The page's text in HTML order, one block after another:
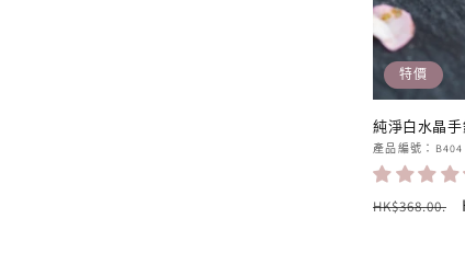
特價
純淨白水晶
廠
商：
產品編號：B404
定
HK$368.00.